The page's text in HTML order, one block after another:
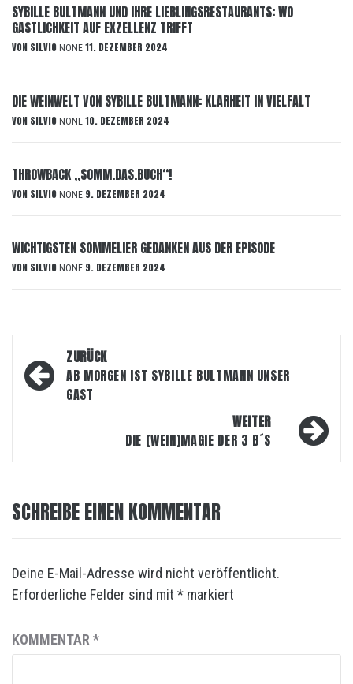
SYBILLE BULTMANN UND IHRE LIEBLINGSRESTAURANTS: WO
GASTLICHKEIT AUF EXZELLENZ TRIFFT
VON SILVIO NONE 11. DEZEMBER 2024
DIE WEINWELT VON SYBILLE BULTMANN: KLARHEIT IN VIELFALT
VON SILVIO NONE 10. DEZEMBER 2024
THROWBACK „SOMM.DAS.BUCH“!
VON SILVIO NONE 9. DEZEMBER 2024
WICHTIGSTEN SOMMELIER GEDANKEN AUS DER EPISODE
VON SILVIO NONE 9. DEZEMBER 2024
Beitragsnavigation
ZURÜCK
AB MORGEN IST SYBILLE BULTMANN UNSER
GAST
WEITER
DIE (WEIN)MAGIE DER 3 B´S
SCHREIBE EINEN KOMMENTAR
Deine E-Mail-Adresse wird nicht veröffentlicht.
Erforderliche Felder sind mit * markiert
KOMMENTAR *